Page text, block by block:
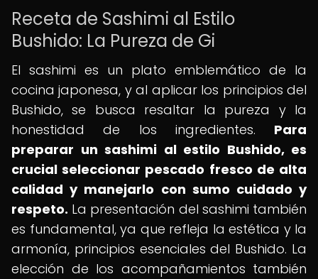
Receta de Sashimi al Estilo
Bushido: La Pureza de Gi
El sashimi es un plato emblemático de la
cocina japonesa, y al aplicar los principios del
Bushido, se busca resaltar la pureza y la
honestidad de los ingredientes. Para
preparar un sashimi al estilo Bushido, es
crucial seleccionar pescado fresco de alta
calidad y manejarlo con sumo cuidado y
respeto. La presentación del sashimi también
es fundamental, ya que refleja la estética y la
armonía, principios esenciales del Bushido. La
elección de los acompañamientos también